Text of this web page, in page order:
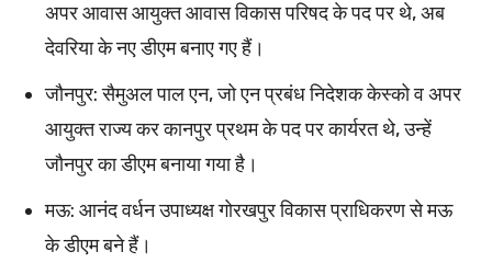
अपर आवास आयुक्त आवास विकास परिषद के पद पर थे, अब
देवरिया के नए डीएम बनाए गए हैं।
जौनपुर: सैमुअल पाल एन, जो एन प्रबंध निदेशक केस्को व अपर
आयुक्त राज्य कर कानपुर प्रथम के पद पर कार्यरत थे, उन्हें
जौनपुर का डीएम बनाया गया है।
मऊ: आनंद वर्धन उपाध्यक्ष गोरखपुर विकास प्राधिकरण से मऊ
के डीएम बने हैं।